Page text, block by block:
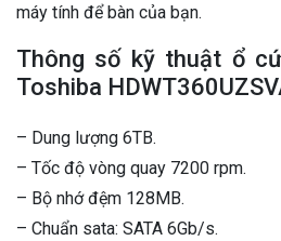
máy tính để bàn của bạn.
Thông số kỹ thuật ổ
Toshiba
– Dung lượng 6TB.
– Tốc độ vòng quay 7200 rpm.
– Bộ nhớ đệm 128MB.
– Chuẩn sata: SATA 6Gb/s.